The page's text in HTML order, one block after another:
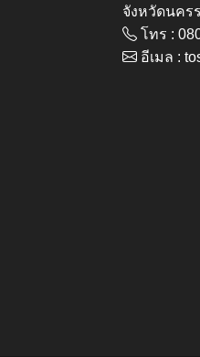
จังหวัดนคร
โทร :
อีเมล :